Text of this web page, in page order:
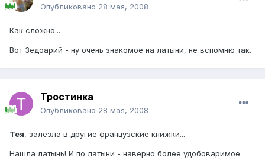
Опубликовано 28 мая, 2008
Как сложно...
Вот Зедоарий - ну очень знакомое на латыни, не вспомню так.
Тростинка
Опубликовано 28 мая, 2008
Тея, залезла в другие французские книжки...
Нашла латынь! И по латыни - наверно более удобоваримое